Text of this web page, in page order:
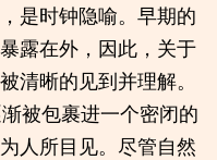
是时钟隐喻。早期的
露在外，因此，关于
清晰的见到并理解。
被包裹进一个密闭的
人所目见。尽管自然